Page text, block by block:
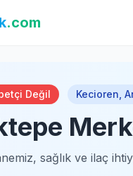
.com
Değil Kecioren
sağlık ve ilaç